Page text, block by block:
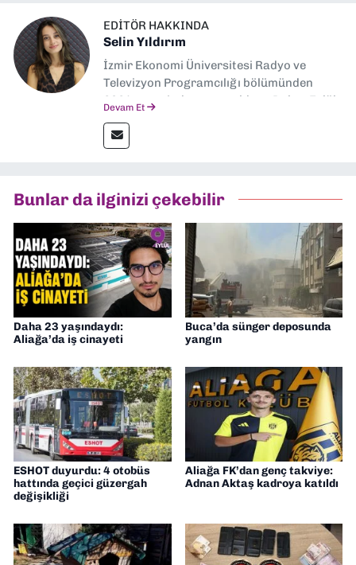
EDITÖR HAKKINDA
Selin Yıldırım
İzmir Ekonomi Üniversitesi Radyo ve
Televizyon Programcılığı bölümünden
2024 senesinde mezun oldum. Dokuz Eylül
editörlük görevini de üstleniyorum.
Devam Et
Bunlar da ilginizi çekebilir
Daha 23 yaşındaydı:
Aliağa’da iş cinayeti
Buca’da sünger deposunda
yangın
ESHOT duyurdu: 4 otobüs
hattında geçici güzergah
değişikliği
Aliağa FK’dan genç takviye:
Adnan Aktaş kadroya katıldı